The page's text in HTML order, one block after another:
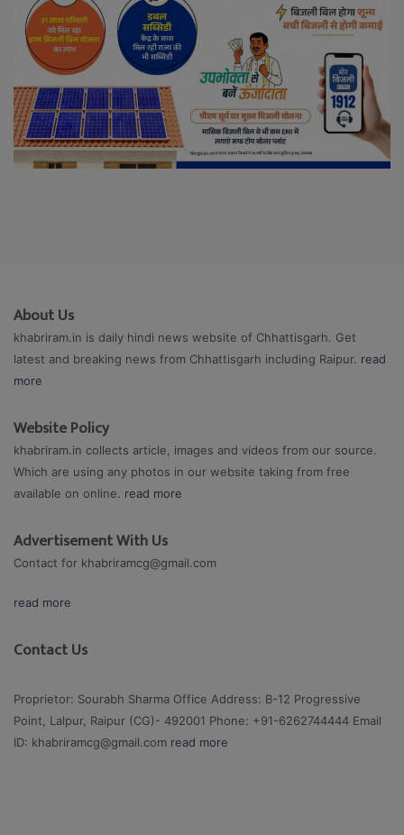
About Us
khabriram.in is daily hindi news website of Chhattisgarh. Get
latest and breaking news from Chhattisgarh including Raipur. read
more
Website Policy
khabriram.in collects article, images and videos from our source.
Which are using any photos in our website taking from free
available on online. read more
Advertisement With Us
Contact for khabriramcg@gmail.com
read more
Contact Us
Proprietor: Sourabh Sharma Office Address: B-12 Progressive
Point, Lalpur, Raipur (CG)- 492001 Phone: +91-6262744444 Email
ID: khabriramcg@gmail.com read more